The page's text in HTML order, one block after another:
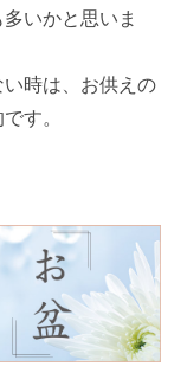
いかと思いま
時は、お供えの
す。